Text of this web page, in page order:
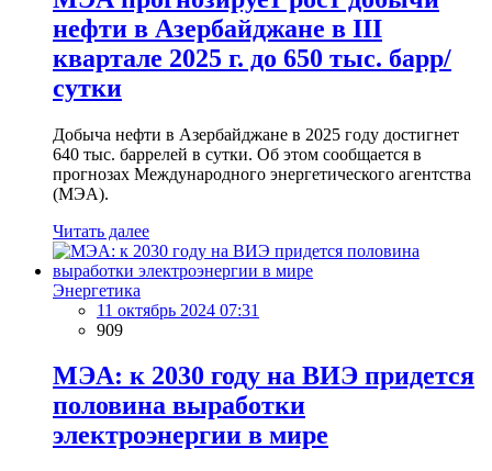
нефти в Азербайджане в III
квартале 2025 г. до 650 тыс. барр/
сутки
Добыча нефти в Азербайджане в 2025 году достигнет
640 тыс. баррелей в сутки. Об этом сообщается в
прогнозах Международного энергетического агентства
(МЭА).
Читать далее
Энергетика
11 октябрь 2024 07:31
909
МЭА: к 2030 году на ВИЭ придется
половина выработки
электроэнергии в мире